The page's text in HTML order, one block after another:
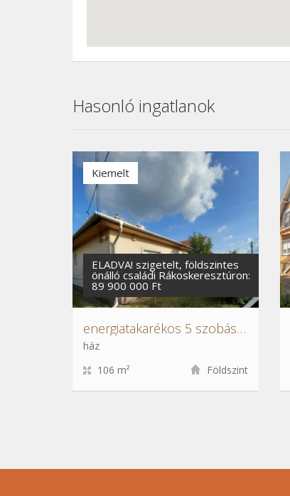
Hasonló ingatlanok
ELADVA! szigetelt, földszintes
önálló családi Rákoskeresztúron:
89 900 000 Ft
Kiemelt
energiatakarékos 5 szobás családi ház a XVII. kerületben
ház
106 m²
Földszint